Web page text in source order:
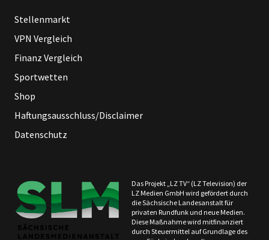
Stellenmarkt
VPN Vergleich
Finanz Vergleich
Sportwetten
Shop
Haftungsausschluss/Disclaimer
Datenschutz
Das Projekt „LZ TV“ (LZ Television) der
LZ Medien GmbH wird gefördert durch
die Sächsische Landesanstalt für
privaten Rundfunk und neue Medien.
Diese Maßnahme wird mitfinanziert
durch Steuermittel auf Grundlage des